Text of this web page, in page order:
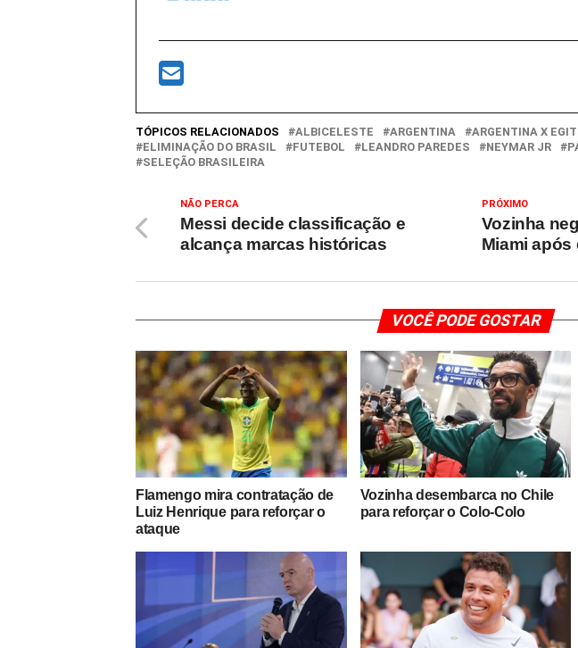
TÓPICOS RELACIONADOS ALBICELESTE ARGENTINA ARGENTINA X
ELIMINAÇÃO DO BRASIL
FUTEBOL LEANDRO PAREDES NEYMAR JR
SELEÇÃO BRASILEIRA
PRÓXIMO
Vozinha
Miami após
NÃO PERCA
Messi decide classificação e
alcança marcas históricas
VOCÊ PODE GOSTAR
Flamengo mira contratação de
Luiz Henrique para reforçar o
ataque
Vozinha desembarca no Chile
para reforçar o Colo-Colo